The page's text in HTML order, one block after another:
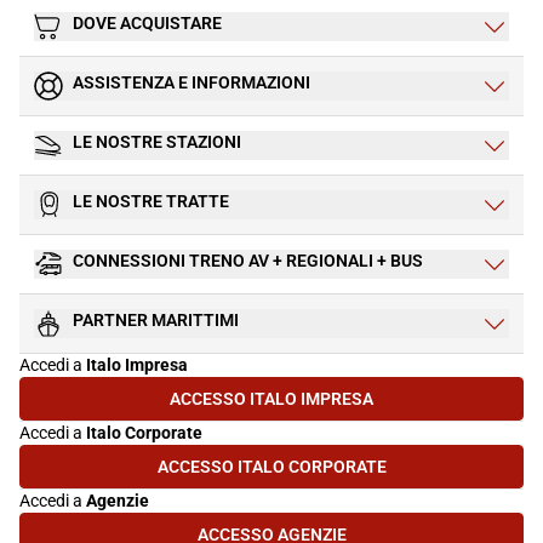
DOVE ACQUISTARE
ASSISTENZA E INFORMAZIONI
LE NOSTRE STAZIONI
LE NOSTRE TRATTE
CONNESSIONI TRENO AV + REGIONALI + BUS
PARTNER MARITTIMI
Accedi a Italo Impresa
ACCESSO ITALO IMPRESA(SI APRE IN UNA NUOVA SCHEDA)
Accedi a Italo Corporate
ACCESSO ITALO CORPORATE(SI APRE IN UNA NUOVA SCHEDA)
Accedi a Agenzie
ACCESSO AGENZIE